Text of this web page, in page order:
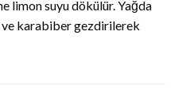
limon suyu dökülür. Yağda
ve karabiber gezdirilerek